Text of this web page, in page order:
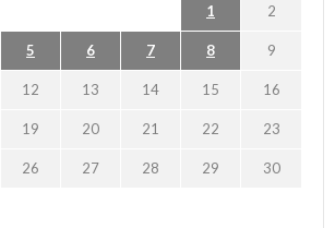
1 2
5 6 7 8 9
12 13 14 15 16
19 20 21 22 23
26 27 28 29 30